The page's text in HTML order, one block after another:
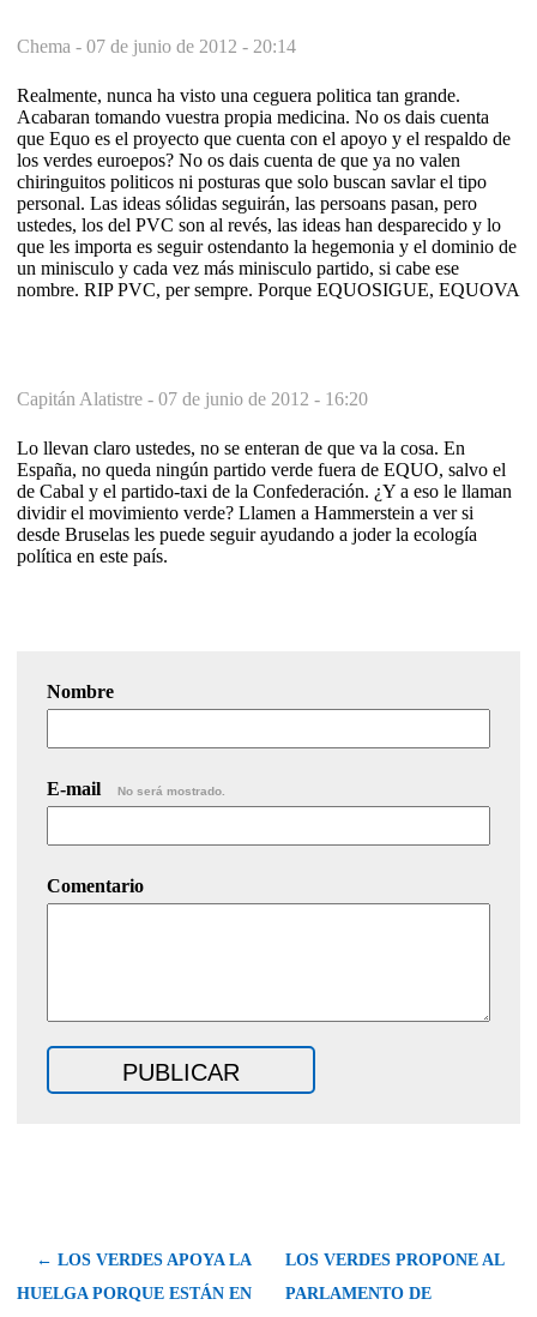
Chema - 07 de junio de 2012 - 20:14
Realmente, nunca ha visto una ceguera politica tan grande.
Acabaran tomando vuestra propia medicina. No os dais cuenta
que Equo es el proyecto que cuenta con el apoyo y el respaldo de
los verdes euroepos? No os dais cuenta de que ya no valen
chiringuitos politicos ni posturas que solo buscan savlar el tipo
personal. Las ideas sólidas seguirán, las persoans pasan, pero
ustedes, los del PVC son al revés, las ideas han desparecido y lo
que les importa es seguir ostendanto la hegemonia y el dominio de
un minisculo y cada vez más minisculo partido, si cabe ese
nombre. RIP PVC, per sempre. Porque EQUOSIGUE, EQUOVA
Capitán Alatistre - 07 de junio de 2012 - 16:20
Lo llevan claro ustedes, no se enteran de que va la cosa. En
España, no queda ningún partido verde fuera de EQUO, salvo el
de Cabal y el partido-taxi de la Confederación. ¿Y a eso le llaman
dividir el movimiento verde? Llamen a Hammerstein a ver si
desde Bruselas les puede seguir ayudando a joder la ecología
política en este país.
Nombre
E-mail No será mostrado.
Comentario
← LOS VERDES APOYA LA
HUELGA PORQUE ESTÁN EN
LOS VERDES PROPONE AL
PARLAMENTO DE